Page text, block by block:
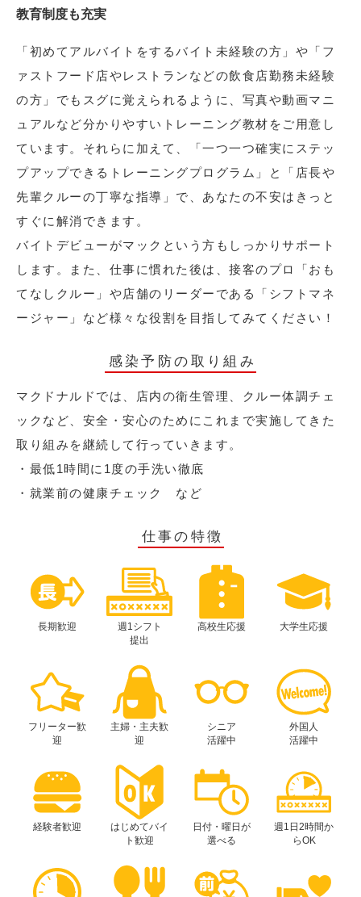
教育制度も充実
「初めてアルバイトをするバイト未経験の方」や「フ
ァストフード店やレストランなどの飲食店勤務未経験
の方」でもスグに覚えられるように、写真や動画マニ
ュアルなど分かりやすいトレーニング教材をご用意し
ています。それらに加えて、「一つ一つ確実にステッ
プアップできるトレーニングプログラム」と「店長や
先輩クルーの丁寧な指導」で、あなたの不安はきっと
すぐに解消できます。
バイトデビューがマックという方もしっかりサポート
します。また、仕事に慣れた後は、接客のプロ「おも
てなしクルー」や店舗のリーダーである「シフトマネ
ージャー」など様々な役割を目指してみてください！
感染予防の取り組み
マクドナルドでは、店内の衛生管理、クルー体調チェ
ックなど、安全・安心のためにこれまで実施してきた
取り組みを継続して行っていきます。
・最低1時間に1度の手洗い徹底
・就業前の健康チェック など
仕事の特徴
長期歓迎
週1シフト
提出
高校生応援 大学生応援
フリーター歓
迎
主婦・主夫歓
迎
シニア
活躍中
外国人
活躍中
経験者歓迎
はじめてバイ
ト歓迎
日付・曜日が
選べる
週1日2時間か
らOK